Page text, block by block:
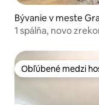
Bývanie v meste
1 spálňa, novo
Obľúbené medzi
Obľúbené medzi